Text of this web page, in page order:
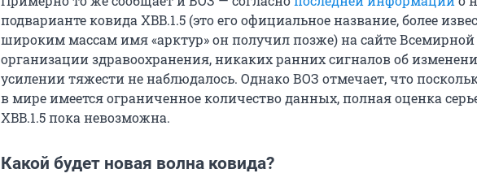
подварианте ковида XBB.1.5 (это его официальное название, более
широким массам имя «арктур» он получил позже) на сайте Всемирной
организации здравоохранения, никаких ранних сигналов об
усилении тяжести не наблюдалось. Однако ВОЗ отмечает, что
в мире имеется ограниченное количество данных, полная оценка
XBB.1.5 пока невозможна.
Какой будет новая волна ковида?